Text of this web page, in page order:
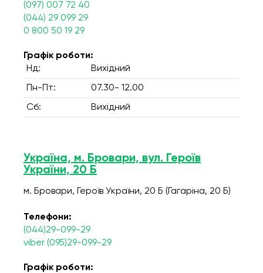
(097) 007 72 40
(044) 29 099 29
0 800 50 19 29
Графік роботи:
Нд:
Вихідний
Пн-Пт: 07.30- 12.00
Сб: Вихідний
Україна, м. Бровари, вул. Героїв
України, 20 Б
м. Бровари, Героїв України, 20 Б (Гагаріна, 20 Б)
Телефони:
(044)29-099-29
viber (095)29-099-29
Графік роботи: